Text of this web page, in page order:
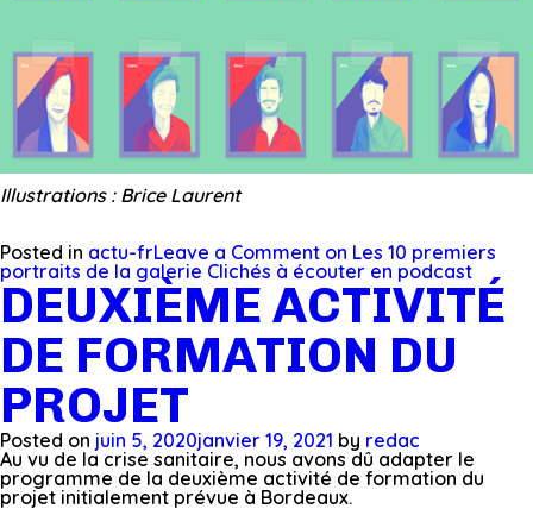
Illustrations : Brice Laurent
Posted in actu-frLeave a Comment on Les 10 premiers
portraits de la galerie Clichés à écouter en podcast
DEUXIÈME ACTIVITÉ
DE FORMATION DU
PROJET
Posted on juin 5, 2020janvier 19, 2021 by redac
Au vu de la crise sanitaire, nous avons dû adapter le
programme de la deuxième activité de formation du
projet initialement prévue à Bordeaux.